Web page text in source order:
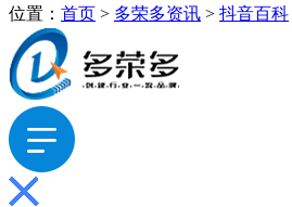
位置： 首页 > 多荣多资讯 > 抖音百科